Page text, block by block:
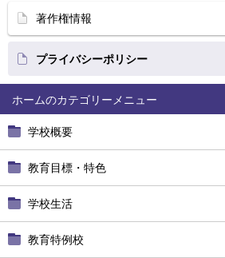
ホーム
学校概要
教育目標・特色
学校生活
教育特例校
著作権情報
プライバシーポリシー